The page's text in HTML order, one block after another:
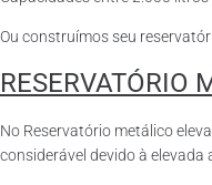
Ou construímos seu
RESERVATÓRIO
No Reservatório metálico
considerável devido à elevada